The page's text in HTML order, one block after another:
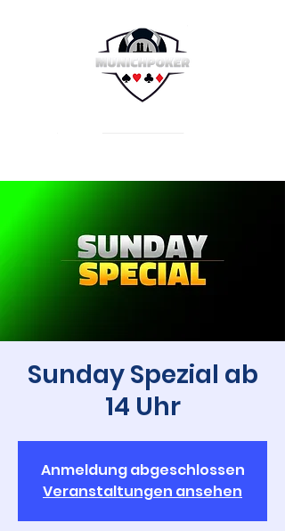
Sunday Spezial ab
14 Uhr
Anmeldung abgeschlossen
Veranstaltungen ansehen